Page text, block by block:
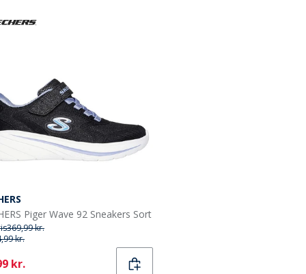
Piger Wave 92 Sneakers Sort
369,99 kr.
kr.
kr.